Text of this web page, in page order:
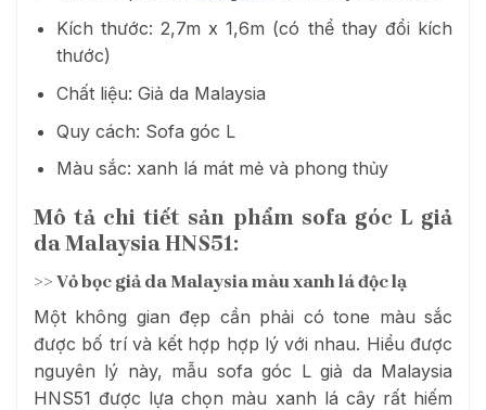
Kích thước: 2,7m x 1,6m (có thể thay đổi kích
thước)
Chất liệu: Giả da Malaysia
Quy cách: Sofa góc L
Màu sắc: xanh lá mát mẻ và phong thủy
Mô tả chi tiết sản phẩm sofa góc L giả
da Malaysia HNS51:
>> Vỏ bọc giả da Malaysia màu xanh lá độc lạ
Một không gian đẹp cần phải có tone màu sắc
được bố trí và kết hợp hợp lý với nhau. Hiểu được
nguyên lý này, mẫu sofa góc L giả da Malaysia
HNS51 được lựa chọn màu xanh lá cây rất hiếm